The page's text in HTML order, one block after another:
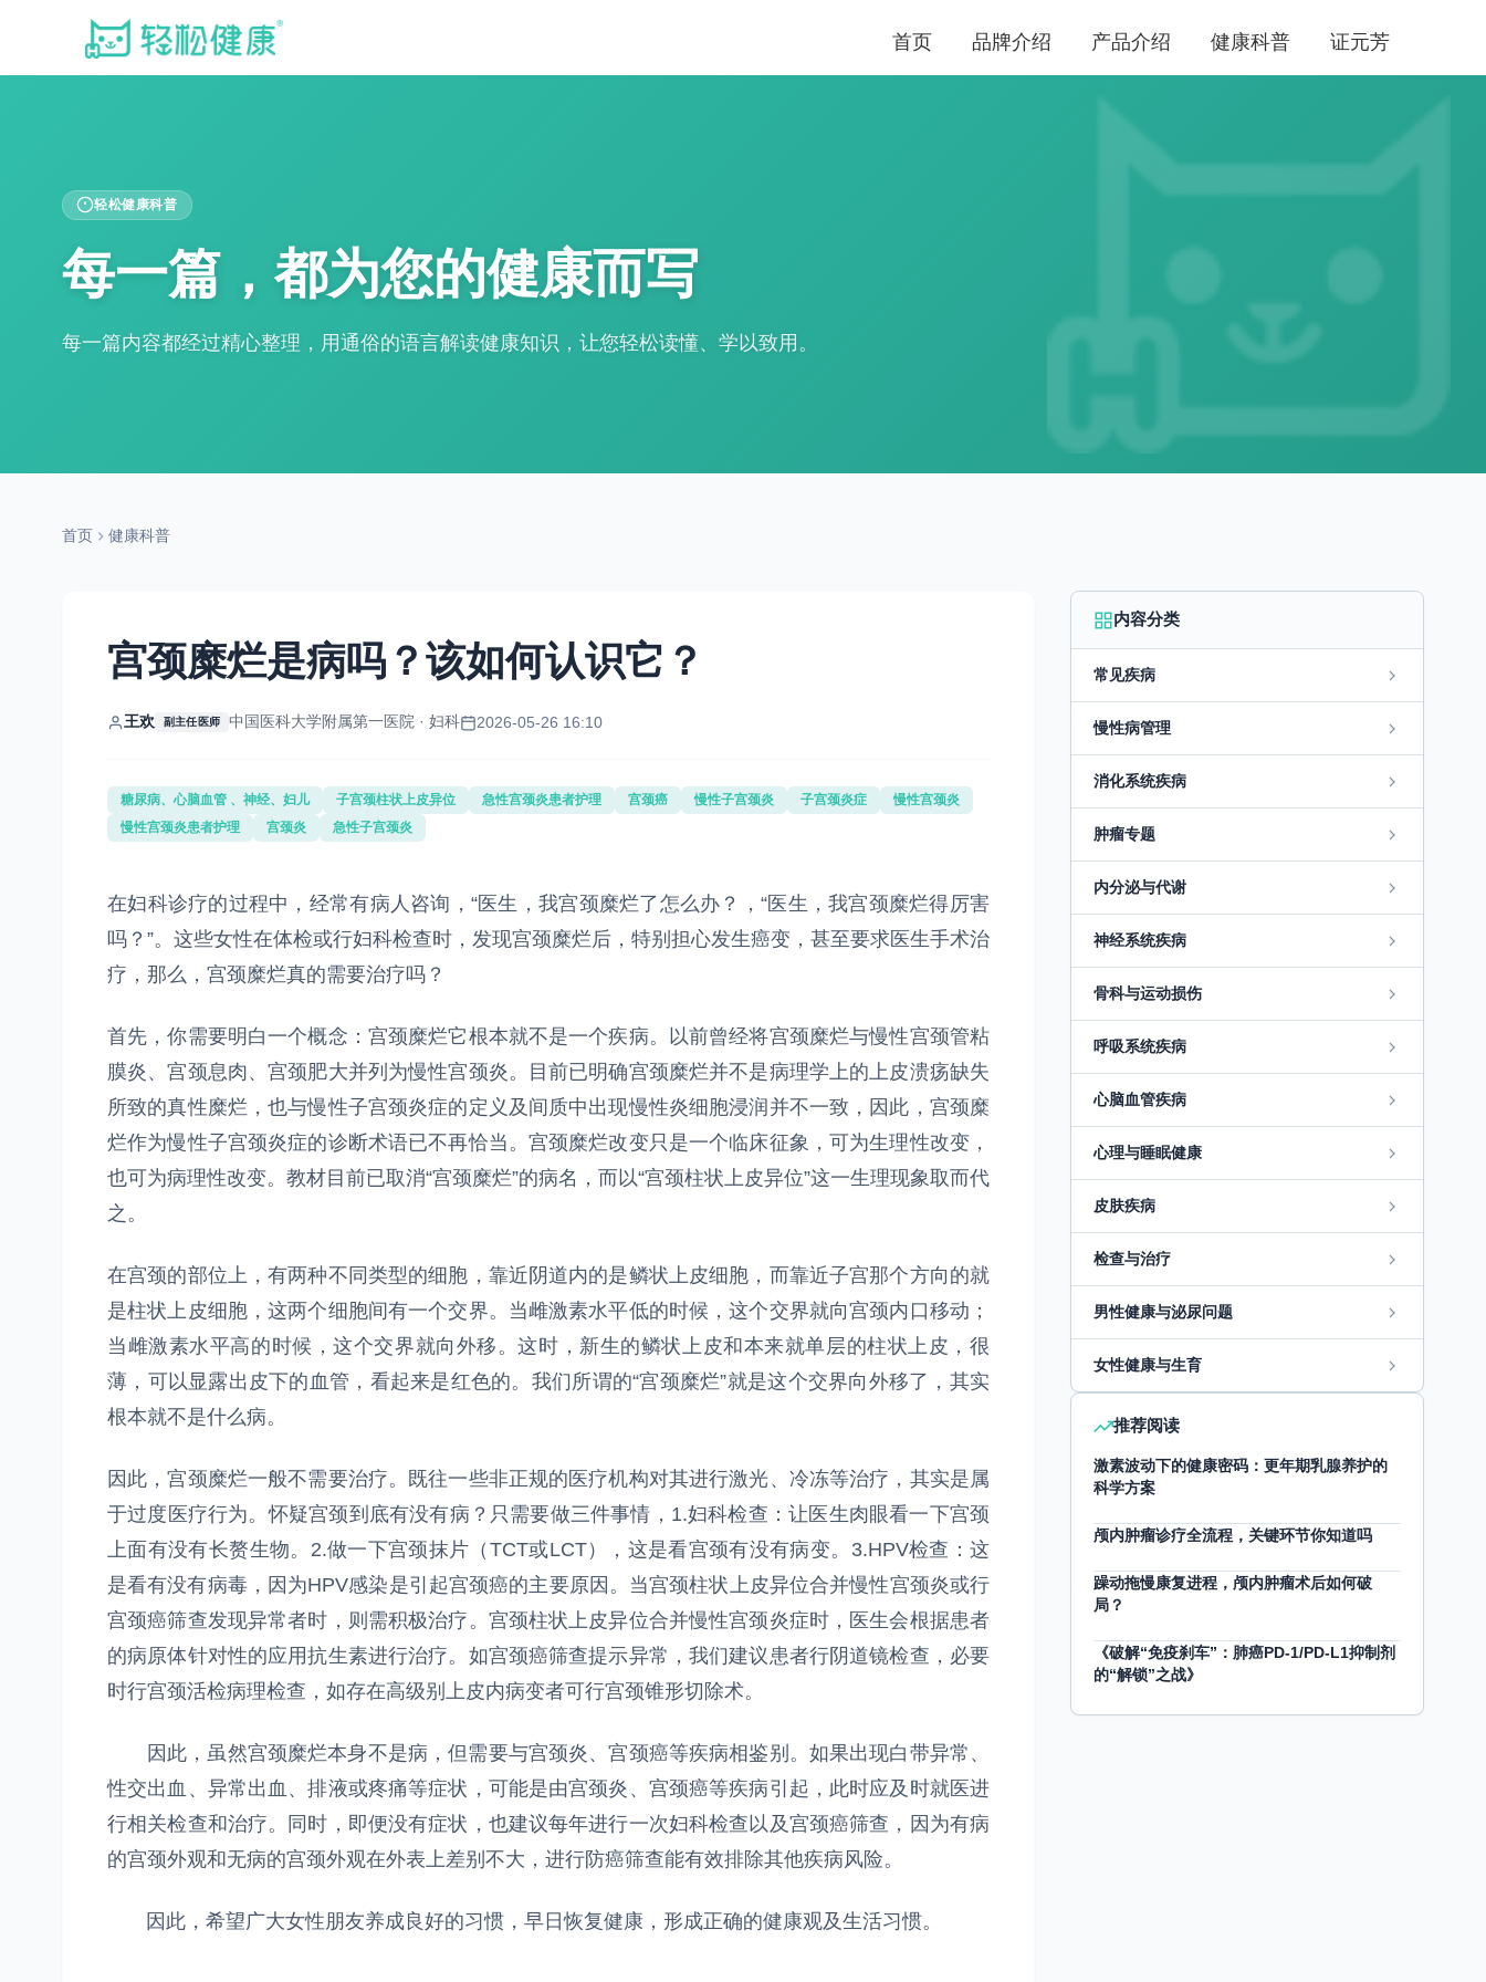
首页 品牌介绍 产品介绍 健康科普 证元芳
轻松健康科普
每一篇，都为您的健康而写
每一篇内容都经过精心整理，用通俗的语言解读健康知识，让您轻松读懂、学以致用。
首页 健康科普
宫颈糜烂是病吗？该如何认识它？
王欢 副主任医师 中国医科大学附属第一医院 · 妇科 2026-05-26 16:10
糖尿病、心脑血管 、神经、妇儿 子宫颈柱状上皮异位 急性宫颈炎患者护理 宫颈癌 慢性子宫颈炎 子宫颈炎症
慢性宫颈炎
慢性宫颈炎患者护理
宫颈炎 急性子宫颈炎
在妇科诊疗的过程中，经常有病人咨询，“医生，我宫颈糜烂了怎么办？，“医生，我宫颈糜烂得厉害
吗？”。这些女性在体检或行妇科检查时，发现宫颈糜烂后，特别担心发生癌变，甚至要求医生手术治
疗，那么，宫颈糜烂真的需要治疗吗？
首先，你需要明白一个概念：宫颈糜烂它根本就不是一个疾病。以前曾经将宫颈糜烂与慢性宫颈管粘
膜炎、宫颈息肉、宫颈肥大并列为慢性宫颈炎。目前已明确宫颈糜烂并不是病理学上的上皮溃疡缺失
所致的真性糜烂，也与慢性子宫颈炎症的定义及间质中出现慢性炎细胞浸润并不一致，因此，宫颈糜
烂作为慢性子宫颈炎症的诊断术语已不再恰当。宫颈糜烂改变只是一个临床征象，可为生理性改变，
也可为病理性改变。教材目前已取消“宫颈糜烂”的病名，而以“宫颈柱状上皮异位”这一生理现象取而代
之。
在宫颈的部位上，有两种不同类型的细胞，靠近阴道内的是鳞状上皮细胞，而靠近子宫那个方向的就
是柱状上皮细胞，这两个细胞间有一个交界。当雌激素水平低的时候，这个交界就向宫颈内口移动；
当雌激素水平高的时候，这个交界就向外移。这时，新生的鳞状上皮和本来就单层的柱状上皮，很
薄，可以显露出皮下的血管，看起来是红色的。我们所谓的“宫颈糜烂”就是这个交界向外移了，其实
根本就不是什么病。
因此，宫颈糜烂一般不需要治疗。既往一些非正规的医疗机构对其进行激光、冷冻等治疗，其实是属
于过度医疗行为。怀疑宫颈到底有没有病？只需要做三件事情，1.妇科检查：让医生肉眼看一下宫颈
上面有没有长赘生物。2.做一下宫颈抹片（TCT或LCT），这是看宫颈有没有病变。3.HPV检查：这
是看有没有病毒，因为HPV感染是引起宫颈癌的主要原因。当宫颈柱状上皮异位合并慢性宫颈炎或行
宫颈癌筛查发现异常者时，则需积极治疗。宫颈柱状上皮异位合并慢性宫颈炎症时，医生会根据患者
的病原体针对性的应用抗生素进行治疗。如宫颈癌筛查提示异常，我们建议患者行阴道镜检查，必要
时行宫颈活检病理检查，如存在高级别上皮内病变者可行宫颈锥形切除术。
因此，虽然宫颈糜烂本身不是病，但需要与宫颈炎、宫颈癌等疾病相鉴别。如果出现白带异常、
性交出血、异常出血、排液或疼痛等症状，可能是由宫颈炎、宫颈癌等疾病引起，此时应及时就医进
行相关检查和治疗。同时，即便没有症状，也建议每年进行一次妇科检查以及宫颈癌筛查，因为有病
的宫颈外观和无病的宫颈外观在外表上差别不大，进行防癌筛查能有效排除其他疾病风险。
因此，希望广大女性朋友养成良好的习惯，早日恢复健康，形成正确的健康观及生活习惯。
内容分类
常见疾病
慢性病管理
消化系统疾病
肿瘤专题
内分泌与代谢
神经系统疾病
骨科与运动损伤
呼吸系统疾病
心脑血管疾病
心理与睡眠健康
皮肤疾病
检查与治疗
男性健康与泌尿问题
女性健康与生育
推荐阅读
激素波动下的健康密码：更年期乳腺养护的
科学方案
颅内肿瘤诊疗全流程，关键环节你知道吗
躁动拖慢康复进程，颅内肿瘤术后如何破
局？
《破解“免疫刹车”：肺癌PD-1/PD-L1抑制剂
的“解锁”之战》